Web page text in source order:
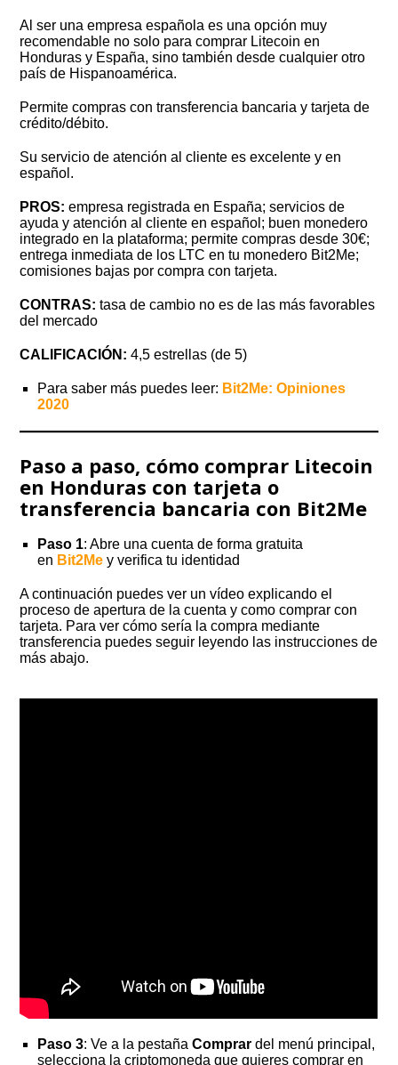
Al ser una empresa española es una opción muy
recomendable no solo para comprar Litecoin en
Honduras y España, sino también desde cualquier otro
país de Hispanoamérica.
Permite compras con transferencia bancaria y tarjeta de
crédito/débito.
Su servicio de atención al cliente es excelente y en
español.
PROS:empresa registrada en España; servicios de
ayuda y atención al cliente en español; buen monedero
integrado en la plataforma; permite compras desde 30€;
entrega inmediata de los LTC en tu monedero Bit2Me;
comisiones bajas por compra con tarjeta.
CONTRAS:tasa de cambio no es de las más favorables
del mercado
CALIFICACIÓN:4,5 estrellas (de 5)
Para saber más puedes leer: Bit2Me: Opiniones
2020
Paso a paso, cómo comprar Litecoin
en Honduras con tarjeta o
transferencia bancaria con Bit2Me
Paso 1: Abre una cuenta de forma gratuita
en Bit2Me y verifica tu identidad
A continuación puedes ver un vídeo explicando el
proceso de apertura de la cuenta y como comprar con
tarjeta. Para ver cómo sería la compra mediante
transferencia puedes seguir leyendo las instrucciones de
más abajo.
Paso 3: Ve a la pestañaComprar del menú principal,
selecciona la criptomoneda que quieres comprar en